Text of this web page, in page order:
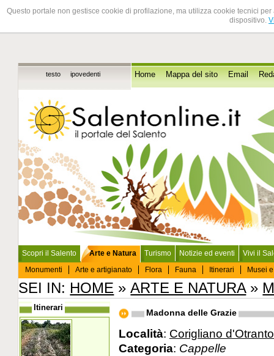
Questo portale non gestisce cookie di profilazione, ma utilizza cookie tecnici
dispositivo.
testo ipovedenti Home Mappa del sito Email
Scopri il Salento
Arte e Natura
Monumenti
Arte e artigianato Flora Fauna Itinerari Musei
Turismo Notizie ed eventi Vivi il
SEI IN: HOME »ARTE E NATURA»
Madonna delle Grazie
Località: Corigliano
Categoria: Cappelle
Itinerari